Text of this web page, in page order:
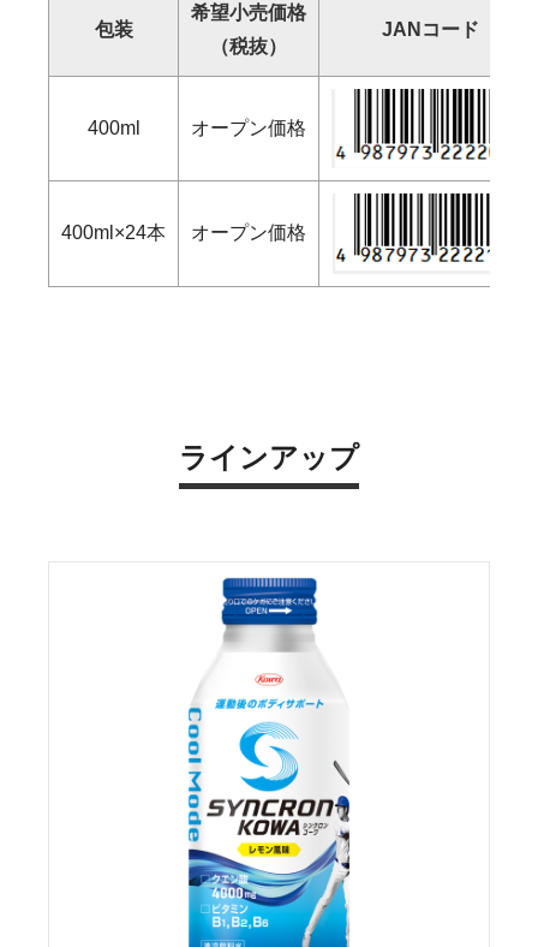
包装
希望小売価格
（税抜）
JANコード
400ml オープン価格
400ml×24本 オープン価格
ラインアップ